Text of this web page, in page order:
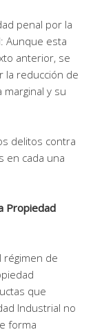
penal por la
Aunque esta
anterior, se
la reducción de
y su
delitos contra
en cada una
Propiedad
régimen de
que
Industrial no
forma